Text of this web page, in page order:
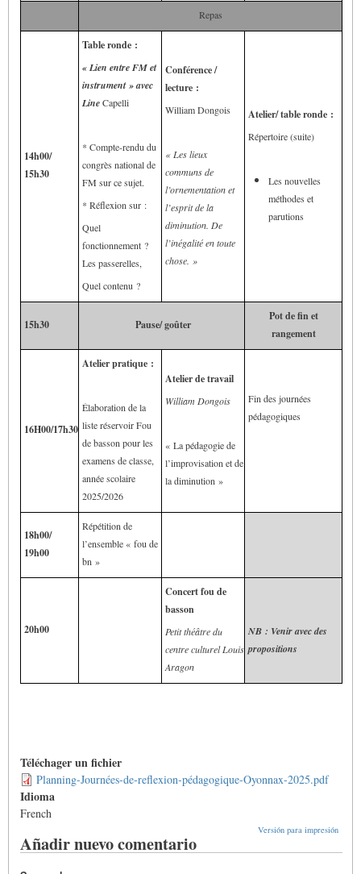
Repas
14h00/
15h30
Table ronde :
« Lien entre FM et
instrument » avec
LineCapelli
* Compte-rendu du
congrès national de
FM sur ce sujet.
* Réflexion sur :
Quel
fonctionnement ?
Les passerelles,
Quel contenu ?
Conférence /
lecture :
William Dongois
« Les lieux
communs de
l’ornementation et
l’esprit de la
diminution. De
l’inégalité en toute
chose. »
Atelier/ table ronde :
Répertoire (suite)
Les nouvelles
méthodes et
parutions
15h30 Pause/ goûter
Pot de fin et
rangement
16H00/17h30
Atelier pratique :
Élaboration de la
liste réservoir Fou
de basson pour les
examens de classe,
année scolaire
2025/2026
Atelier de travail
William Dongois
« La pédagogie de
l’improvisation et de
la diminution »
Fin des journées
pédagogiques
18h00/
19h00
Répétition de
l’ensemble « fou de
bn »
20h00
Concert fou de
basson
Petit théâtre du
centre culturel Louis
Aragon
NB : Venir avec des
propositions
Téléchager un fichier
Planning-Journées-de-reflexion-pédagogique-Oyonnax-2025.pdf
Idioma
French
Versión para impresión
Añadir nuevo comentario